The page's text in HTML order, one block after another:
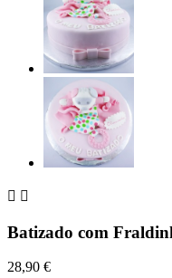
 
Batizado com
28,90 €